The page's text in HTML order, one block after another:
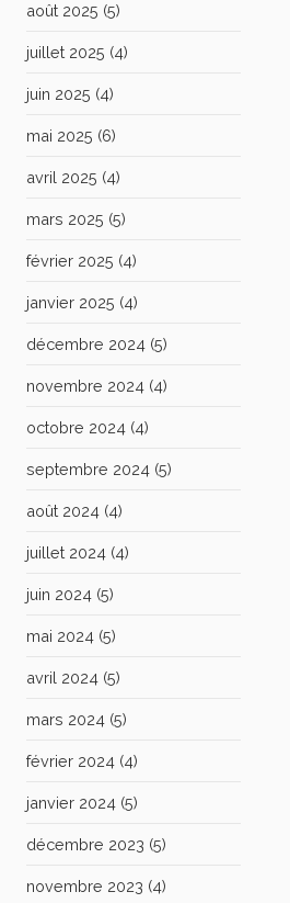
août 2025 (5)
juillet 2025 (4)
juin 2025 (4)
mai 2025 (6)
avril 2025 (4)
mars 2025 (5)
février 2025 (4)
janvier 2025 (4)
décembre 2024 (5)
novembre 2024 (4)
octobre 2024 (4)
septembre 2024 (5)
août 2024 (4)
juillet 2024 (4)
juin 2024 (5)
mai 2024 (5)
avril 2024 (5)
mars 2024 (5)
février 2024 (4)
janvier 2024 (5)
décembre 2023 (5)
novembre 2023 (4)